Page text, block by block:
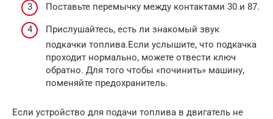
Поставьте перемычку между контактами 30 и 87.
Прислушайтесь, есть ли знакомый звук
подкачки топлива.Если услышите, что подкачка
проходит нормально, можете отвести ключ
обратно. Для того чтобы «починить» машину,
поменяйте предохранитель.
Если устройство для подачи топлива в двигатель не